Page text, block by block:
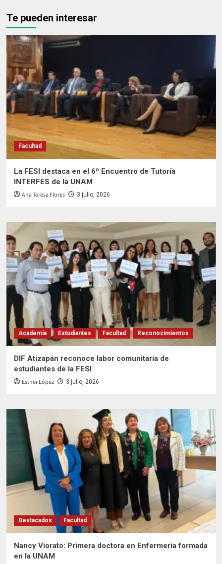
Te pueden interesar
Facultad
La FESI destaca en el 6º Encuentro de Tutoría
INTERFES de la UNAM
Ana Teresa Flores 3 julio, 2026
Academia Estudiantes Facultad Reconocimientos
DIF Atizapán reconoce labor comunitaria de
estudiantes de la FESI
Esther López 3 julio, 2026
Destacados Facultad
Nancy Viorato: Primera doctora en Enfermería formada
en la UNAM